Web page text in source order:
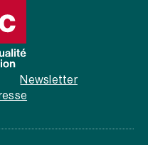
Newsletter